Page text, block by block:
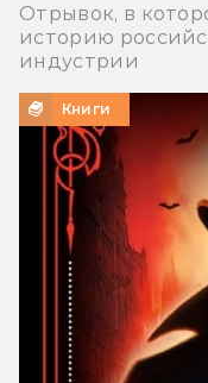
Отрывок, в
историю
индустрии
Книги